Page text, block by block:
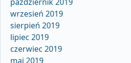
wrzesień 2019
sierpień 2019
lipiec 2019
czerwiec 2019
maj 2019